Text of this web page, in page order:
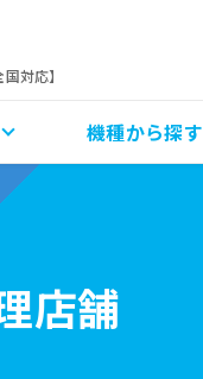
対応】
機種から探す
店舗